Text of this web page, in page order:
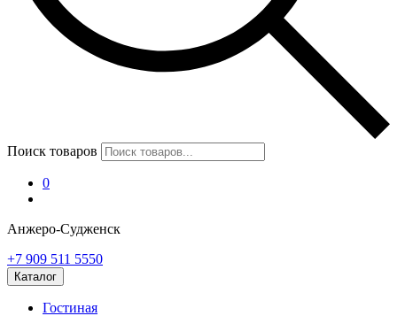
Поиск товаров
0
Анжеро-Судженск
+7 909 511 5550
Каталог
Гостиная